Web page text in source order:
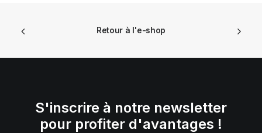
Retour à l'e-shop
S'inscrire à notre newsletter
pour profiter d'avantages !